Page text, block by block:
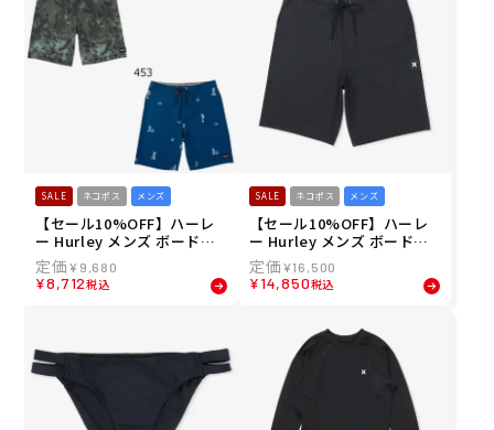
SALE ネコポス メンズ
【セール10%OFF】ハーレ
ー Hurley メンズ ボードシ
ョーツ トランクス PHANTO
M エコ ウィークエンダー 2
0" MBS08404 26SU
¥ 9,680
¥8,712税込
SALE ネコポス メンズ
【セール10%OFF】ハーレ
ー Hurley メンズ ボードシ
ョーツ トランクス PHANTO
M エコ フューズ 20" MBS0
7269 26SU
¥16,500
¥14,850税込